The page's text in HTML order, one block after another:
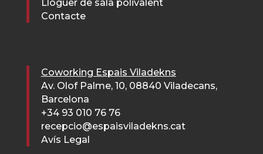
Qui som
Contacte
Coworking Espais Viladekns
Av. Olof Palme, 10, 08840 Viladecans,